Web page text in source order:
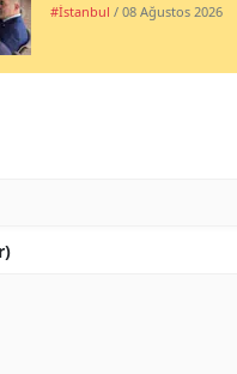
#İstanbul / 08 Ağustos 2026